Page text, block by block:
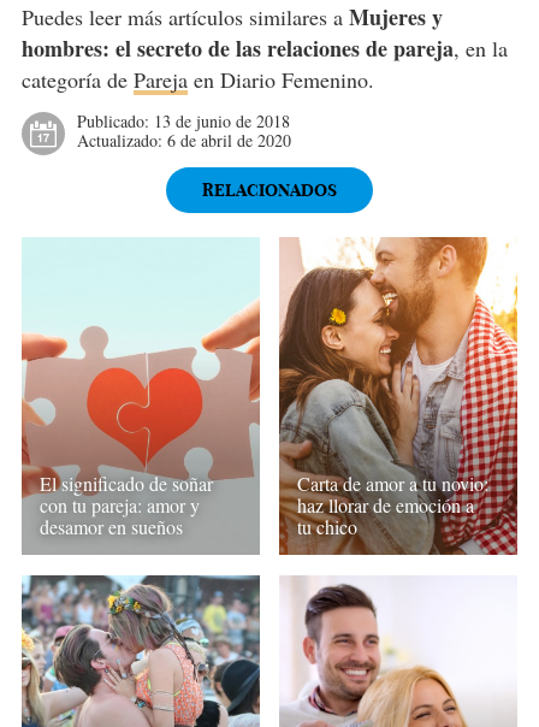
Puedes leer más artículos similares a Mujeres y
hombres: el secreto de las relaciones de pareja, en la
categoría de Parejaen Diario Femenino.
Publicado: 13 de junio de 2018
Actualizado: 6 de abril de 2020
RELACIONADOS
El significado de soñar
con tu pareja: amor y
desamor en sueños
Carta de amor a tu novio:
haz llorar de emoción a
tu chico